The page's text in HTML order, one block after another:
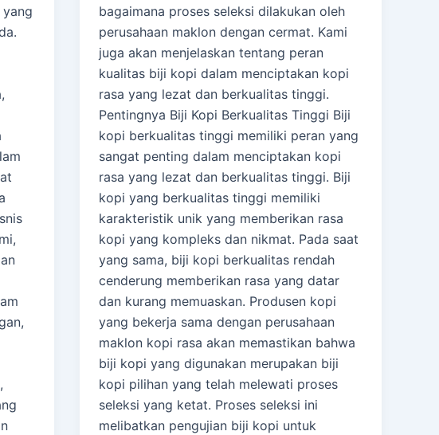
bagaimana proses seleksi dilakukan oleh
perusahaan maklon dengan cermat. Kami
juga akan menjelaskan tentang peran
kualitas biji kopi dalam menciptakan kopi
rasa yang lezat dan berkualitas tinggi.
Pentingnya Biji Kopi Berkualitas Tinggi Biji
kopi berkualitas tinggi memiliki peran yang
sangat penting dalam menciptakan kopi
rasa yang lezat dan berkualitas tinggi. Biji
kopi yang berkualitas tinggi memiliki
karakteristik unik yang memberikan rasa
kopi yang kompleks dan nikmat. Pada saat
yang sama, biji kopi berkualitas rendah
cenderung memberikan rasa yang datar
dan kurang memuaskan. Produsen kopi
yang bekerja sama dengan perusahaan
maklon kopi rasa akan memastikan bahwa
biji kopi yang digunakan merupakan biji
kopi pilihan yang telah melewati proses
seleksi yang ketat. Proses seleksi ini
melibatkan pengujian biji kopi untuk